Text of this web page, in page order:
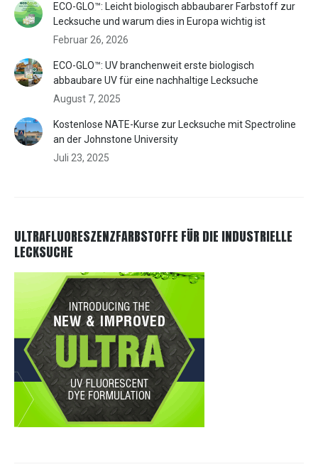
ECO-GLO™: Leicht biologisch abbaubarer Farbstoff zur
Lecksuche und warum dies in Europa wichtig ist
Februar 26, 2026
ECO-GLO™: UV branchenweit erste biologisch
abbaubare UV für eine nachhaltige Lecksuche
August 7, 2025
Kostenlose NATE-Kurse zur Lecksuche mit Spectroline
an der Johnstone University
Juli 23, 2025
ULTRAFLUORESZENZFARBSTOFFE FÜR DIE INDUSTRIELLE
LECKSUCHE